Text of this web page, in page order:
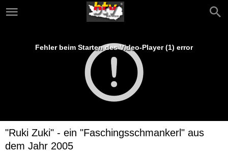
Fehler beim Starten des Video-Player (1) error
"Ruki Zuki" - ein "Faschingsschmankerl" aus
dem Jahr 2005